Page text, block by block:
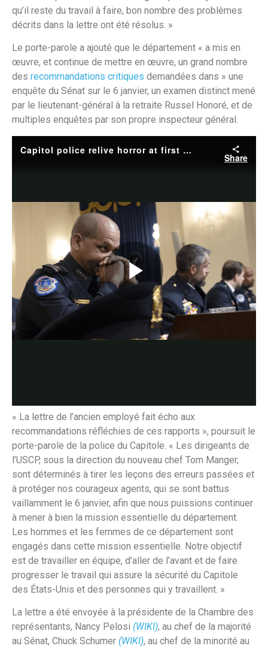
qu’il reste du travail à faire, bon nombre des problèmes
décrits dans la lettre ont été résolus. »
Le porte-parole a ajouté que le département « a mis en
œuvre, et continue de mettre en œuvre, un grand nombre
des recommandations critiques demandées dans » une
enquête du Sénat sur le 6 janvier, un examen distinct mené
par le lieutenant-général à la retraite Russel Honoré, et de
multiples enquêtes par son propre inspecteur général.
« La lettre de l’ancien employé fait écho aux
recommandations réfléchies de ces rapports », poursuit le
porte-parole de la police du Capitole. « Les dirigeants de
l’USCP, sous la direction du nouveau chef Tom Manger,
sont déterminés à tirer les leçons des erreurs passées et
à protéger nos courageux agents, qui se sont battus
vaillamment le 6 janvier, afin que nous puissions continuer
à mener à bien la mission essentielle du département.
Les hommes et les femmes de ce département sont
engagés dans cette mission essentielle. Notre objectif
est de travailler en équipe, d’aller de l’avant et de faire
progresser le travail qui assure la sécurité du Capitole
des États-Unis et des personnes qui y travaillent. »
La lettre a été envoyée à la présidente de la Chambre des
représentants, Nancy Pelosi (WIKI), au chef de la majorité
au Sénat, Chuck Schumer (WIKI), au chef de la minorité au